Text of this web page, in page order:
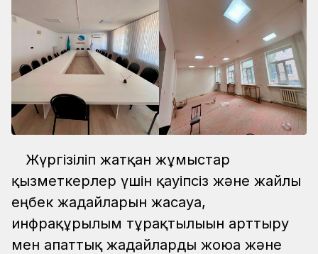
Жүргізіліп жатқан жұмыстар
қызметкерлер үшін қауіпсіз және жайлы
еңбек жағдайларын жасауға,
инфрақұрылым тұрақтылығын арттыру
мен апаттық жағдайларды жоюға және